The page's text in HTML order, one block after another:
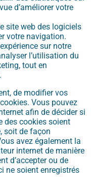
d’améliorer votre
site web des logiciels
votre navigation.
sur notre
l’utilisation du
tout en
de modifier vos
Vous pouvez
afin de décider si
des cookies soient
soit de façon
avez également la
internet de manière
d’accepter ou de
ne soient enregistrés